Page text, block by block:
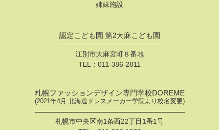
姉妹施設
認定こども園 第2大麻こども園
江別市大麻宮町８番地
TEL： 011-386-2011
札幌ファッションデザイン専門学校DOREME
(2021年4月 北海道ドレスメーカー学院より校名変更)
札幌市中央区南1条西22丁目1番1号